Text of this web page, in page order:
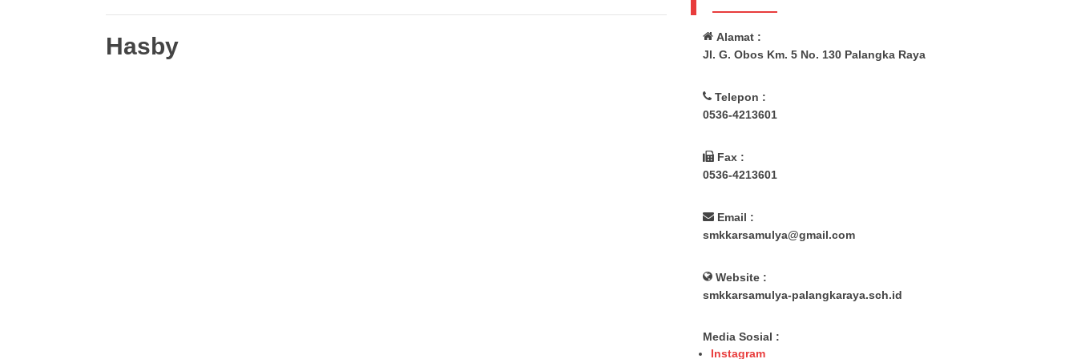
Hasby
Alamat :
Jl. G. Obos Km. 5 No. 130 Palangka Raya
Telepon :
0536-4213601
Fax :
0536-4213601
Email :
smkkarsamulya@gmail.com
Website :
smkkarsamulya-palangkaraya.sch.id
Media Sosial :
Instagram